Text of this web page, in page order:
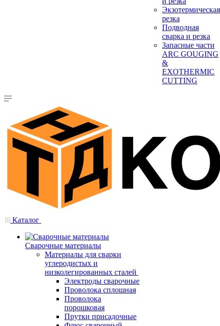
Экзотермическая
резка
Подводная
сварка и резка
Запасные части
ARC GOUGING
&
EXOTHERMIC
CUTTING
Каталог
Сварочные материалы
Материалы для сварки
углеродистых и
низколегированных сталей
Электроды сварочные
Проволока сплошная
Проволока
порошковая
Прутки присадочные